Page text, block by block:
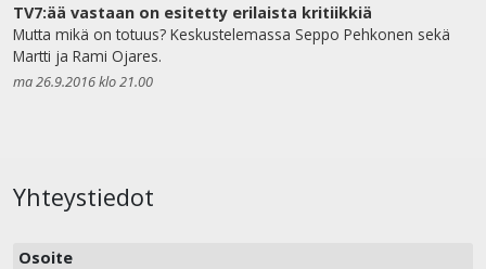
TV7:ää vastaan on esitetty erilaista kritiikkiä
Mutta mikä on totuus? Keskustelemassa Seppo Pehkonen sekä
Martti ja Rami Ojares.
ma 26.9.2016 klo 21.00
Yhteystiedot
Osoite